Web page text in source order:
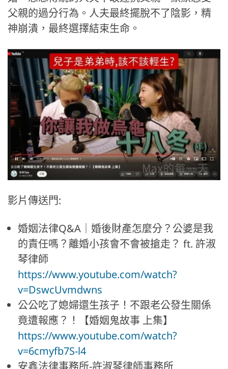
父親的過分行為。人夫最終擺脫不了陰影，精
神崩潰，最終選擇結束生命。
影片傳送門:
婚姻法律Q&A｜婚後財產怎麼分？公婆是我
的責任嗎？離婚小孩會不會被搶走？ ft. 許淑
琴律師
https://www.youtube.com/watch?
v=DswcUvmdwns
公公吃了媳婦還生孩子！不跟老公發生關係
竟遭報應？！【婚姻鬼故事 上集】
https://www.youtube.com/watch?
v=6cmyfb7S-l4
安鑫法律事務所-許淑琴律師事務所